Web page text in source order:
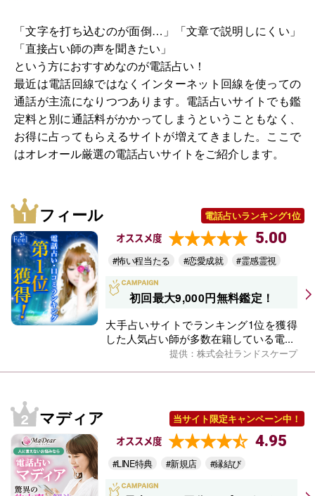
「文字を打ち込むのが面倒…」「文章で説明しにくい」
「直接占い師の声を聞きたい」
という方におすすめなのが電話占い！
最近は電話回線ではなくインターネット回線を使っての
通話が主流になりつつあります。電話占いサイトでも鑑
定料と別に通話料がかかってしまうということもなく、
お得に占ってもらえるサイトが増えてきました。ここで
はオレオール厳選の電話占いサイトをご紹介します。
フィール 電話占いランキング1位
オススメ度 5.00
#怖い程当たる #恋愛成就 #霊感霊視
初回最大9,000円無料鑑定！
大手占いサイトでランキング1位を獲得
した人気占い師が多数在籍している電...
提供：株式会社ランドスケープ
マディア 当サイト限定キャンペーン中！
オススメ度 4.95
#LINE特典 #新規店 #縁結び